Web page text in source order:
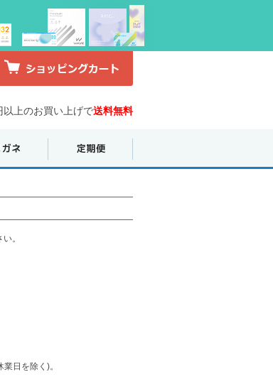
以上のお買い上げで送料無料
。
日を除く)。